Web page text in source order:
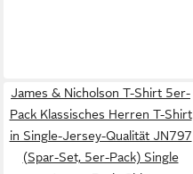
James & Nicholson T-Shirt 5er-
Pack Klassisches Herren T-Shirt
in Single-Jersey-Qualität JN797
(Spar-Set, 5er-Pack) Single